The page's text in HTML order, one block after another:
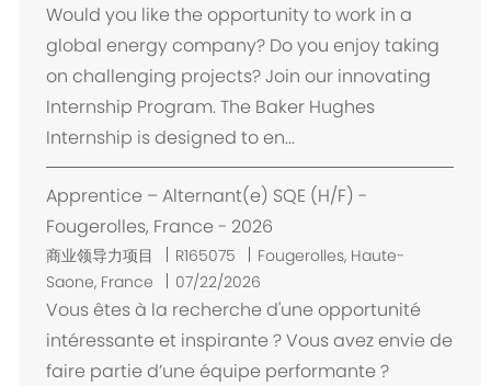
Would you like the opportunity to work in a
global energy company? Do you enjoy taking
on challenging projects? Join our innovating
Internship Program. The Baker Hughes
Internship is designed to en...
Apprentice – Alternant(e) SQE (H/F) -
Fougerolles, France - 2026
商业领导力项目 R165075
位
置
Fougerolles, Haute-
Saone, France
07/22/2026
Vous êtes à la recherche d'une opportunité
intéressante et inspirante ? Vous avez envie de
faire partie d’une équipe performante ?